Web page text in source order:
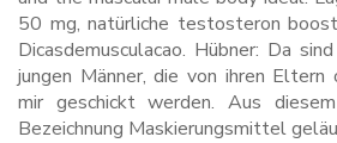
50 mg, natürliche testosteron
Dicasdemusculacao. Hübner: Da
jungen Männer, die von ihren
mir geschickt werden. Aus
Bezeichnung Maskierungsmittel